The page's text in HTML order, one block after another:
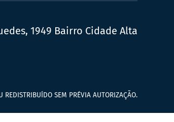
1949 Bairro Cidade Alta
REDISTRIBUÍDO SEM PRÉVIA AUTORIZAÇÃO.